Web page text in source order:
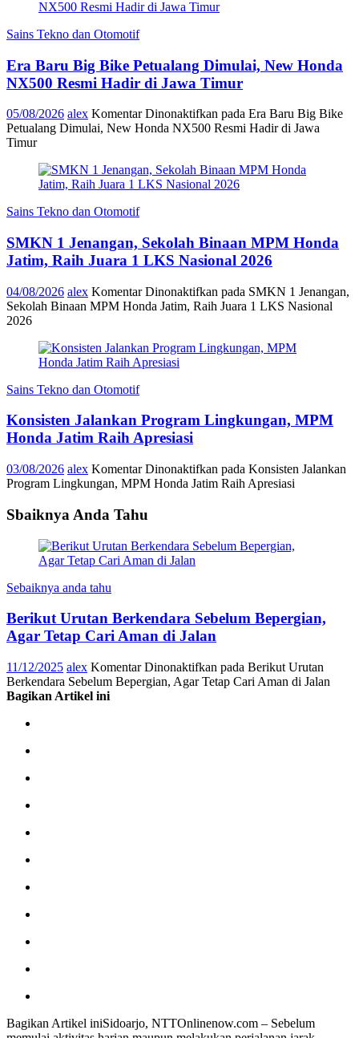
Sains Tekno dan Otomotif
Era Baru Big Bike Petualang Dimulai, New Honda
NX500 Resmi Hadir di Jawa Timur
05/08/2026 alex Komentar Dinonaktifkan pada Era Baru Big Bike
Petualang Dimulai, New Honda NX500 Resmi Hadir di Jawa
Timur
Sains Tekno dan Otomotif
SMKN 1 Jenangan, Sekolah Binaan MPM Honda
Jatim, Raih Juara 1 LKS Nasional 2026
04/08/2026 alex Komentar Dinonaktifkan pada SMKN 1 Jenangan,
Sekolah Binaan MPM Honda Jatim, Raih Juara 1 LKS Nasional
2026
Sains Tekno dan Otomotif
Konsisten Jalankan Program Lingkungan, MPM
Honda Jatim Raih Apresiasi
03/08/2026 alex Komentar Dinonaktifkan pada Konsisten Jalankan
Program Lingkungan, MPM Honda Jatim Raih Apresiasi
Sbaiknya Anda Tahu
Sebaiknya anda tahu
Berikut Urutan Berkendara Sebelum Bepergian,
Agar Tetap Cari Aman di Jalan
11/12/2025 alex Komentar Dinonaktifkan pada Berikut Urutan
Berkendara Sebelum Bepergian, Agar Tetap Cari Aman di Jalan
Bagikan Artikel ini
Bagikan Artikel iniSidoarjo, NTTOnlinenow.com – Sebelum